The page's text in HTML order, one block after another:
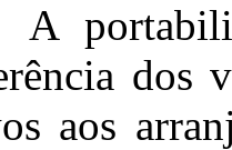
dos
aos